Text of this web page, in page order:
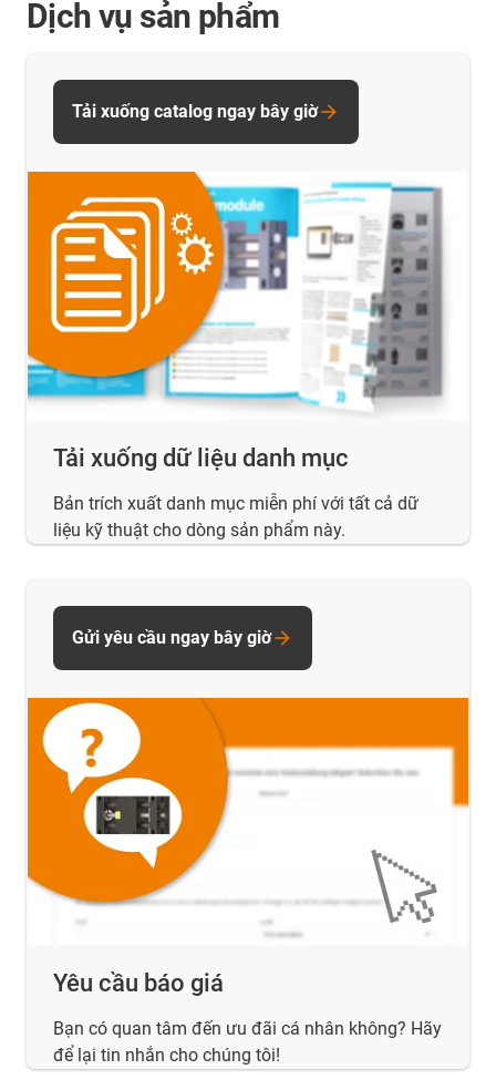
Dịch vụ sản phẩm
Tải xuống dữ liệu danh mục
Bản trích xuất danh mục miễn phí với tất cả dữ
liệu kỹ thuật cho dòng sản phẩm này.
Tải xuống catalog ngay bây giờ
Yêu cầu báo giá
Bạn có quan tâm đến ưu đãi cá nhân không? Hãy
để lại tin nhắn cho chúng tôi!
Gửi yêu cầu ngay bây giờ